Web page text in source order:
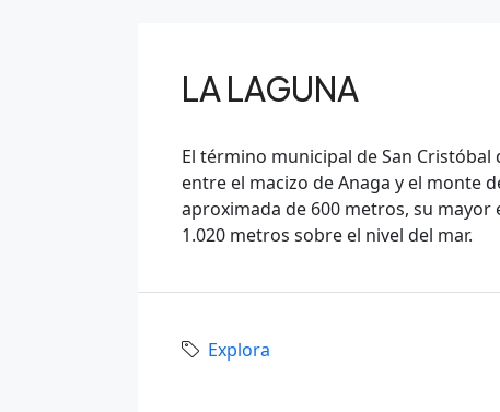
LA LAGUNA
El término municipal de San Cristóbal
entre el macizo de Anaga y el monte
aproximada de 600 metros, su mayor
1.020 metros sobre el nivel del mar.
Explora